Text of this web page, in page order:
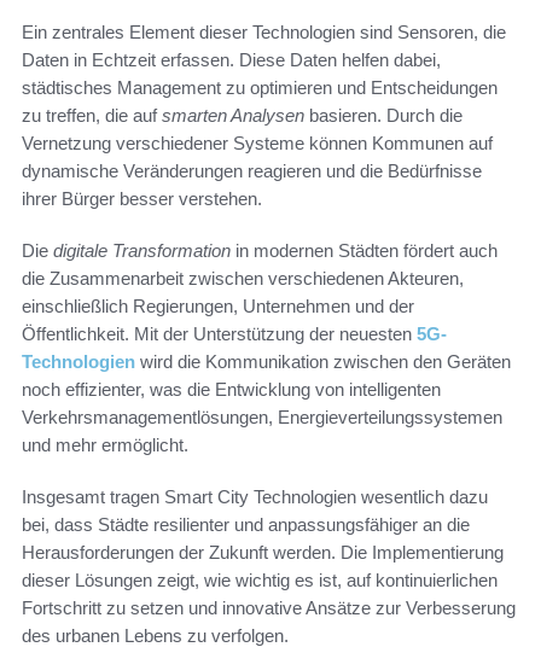
Ein zentrales Element dieser Technologien sind Sensoren, die
Daten in Echtzeit erfassen. Diese Daten helfen dabei,
städtisches Management zu optimieren und Entscheidungen
zu treffen, die aufsmarten Analysen basieren. Durch die
Vernetzung verschiedener Systeme können Kommunen auf
dynamische Veränderungen reagieren und die Bedürfnisse
ihrer Bürger besser verstehen.
Die digitale Transformation in modernen Städten fördert auch
die Zusammenarbeit zwischen verschiedenen Akteuren,
einschließlich Regierungen, Unternehmen und der
Öffentlichkeit. Mit der Unterstützung der neuesten 5G-
Technologien wird die Kommunikation zwischen den Geräten
noch effizienter, was die Entwicklung von intelligenten
Verkehrsmanagementlösungen, Energieverteilungssystemen
und mehr ermöglicht.
Insgesamt tragen Smart City Technologien wesentlich dazu
bei, dass Städte resilienter und anpassungsfähiger an die
Herausforderungen der Zukunft werden. Die Implementierung
dieser Lösungen zeigt, wie wichtig es ist, auf kontinuierlichen
Fortschritt zu setzen und innovative Ansätze zur Verbesserung
des urbanen Lebens zu verfolgen.